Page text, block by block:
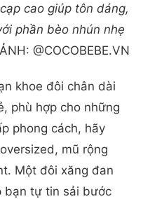
cao giúp tôn dáng,
phần bèo nhún nhẹ
@COCOBEBE.VN
khoe đôi chân dài
phù hợp cho những
phong cách, hãy
mũ rộng
Một đôi xăng đan
bạn tự tin sải bước